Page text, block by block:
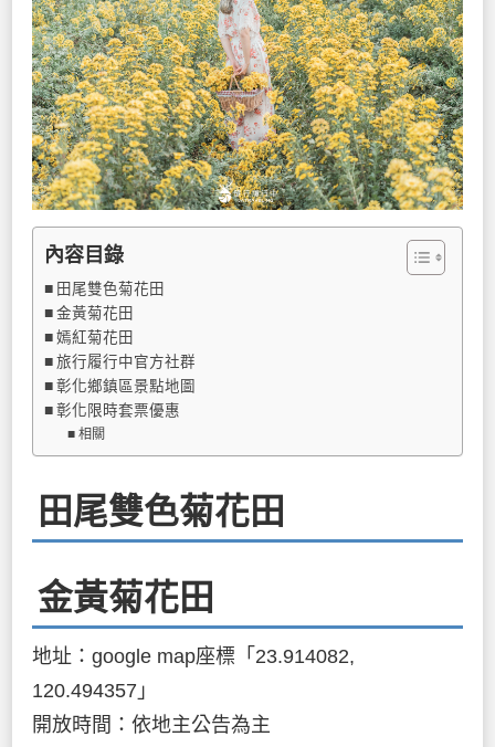
內容目錄
田尾雙色菊花田
金黃菊花田
嫣紅菊花田
旅行履行中官方社群
彰化鄉鎮區景點地圖
彰化限時套票優惠
相關
田尾雙色菊花田
金黃菊花田
地址：google map座標「23.914082,
120.494357」
開放時間：依地主公告為主